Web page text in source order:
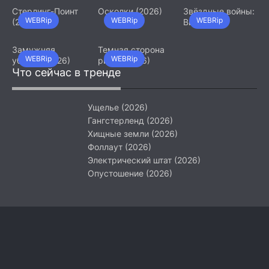
WEBRip
Стерлинг-Поинт
(2026)
WEBRip
Осколки (2026)
WEBRip
Звёздные войны:
Видения.
WEBRip
Замужняя
убийца (2026)
WEBRip
Темная сторона
ринга (2026)
Что сейчас в тренде
Ущелье (2026)
Гангстерленд (2026)
Хищные земли (2026)
Фоллаут (2026)
Электрический штат (2026)
Опустошение (2026)